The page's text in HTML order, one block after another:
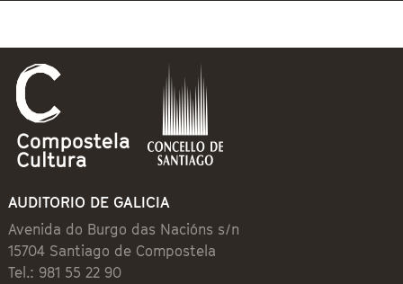
AUDITORIO DE GALICIA
Avenida do Burgo das Nacións s/n
15704 Santiago de Compostela
Tel.: 981 55 22 90